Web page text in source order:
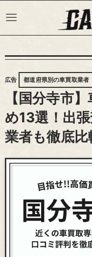
広告 都道府県別の車買取業者
【国分寺市
め13選！出
業者も徹底比